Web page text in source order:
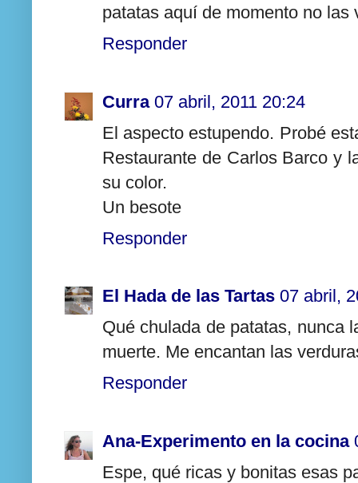
patatas aquí de momento no las
Responder
Curra 07 abril, 2011 20:24
El aspecto estupendo. Probé
Restaurante de Carlos Barco y
su color.
Un besote
Responder
El Hada de las Tartas 07 abril,
Qué chulada de patatas, nunca
muerte. Me encantan las
Responder
Ana-Experimento en la cocina
Espe, qué ricas y bonitas esas